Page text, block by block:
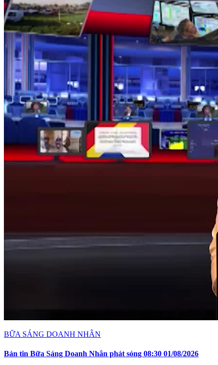
BỮA SÁNG DOANH NHÂN
Bản tin Bữa Sáng Doanh Nhân phát sóng 08:30 01/08/2026